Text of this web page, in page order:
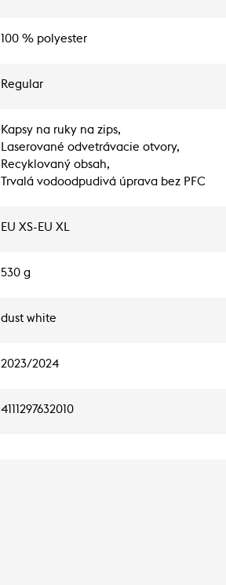
100 % polyester
Regular
Kapsy na ruky na zips,
Laserované odvetrávacie otvory,
Recyklovaný obsah,
Trvalá vodoodpudivá úprava bez PFC
EU XS-EU XL
530 g
dust white
2023/2024
4111297632010